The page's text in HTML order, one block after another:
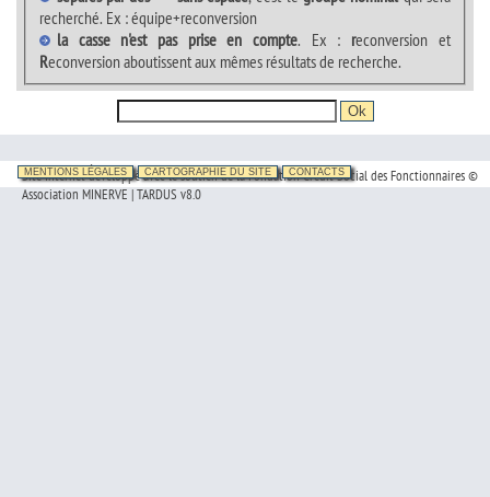
recherché. Ex : équipe+reconversion
la casse n'est pas prise en compte. Ex : reconversion et
Reconversion aboutissent aux mêmes résultats de recherche.
MENTIONS LÉGALES CARTOGRAPHIE DU SITE CONTACTS
Site Internet développé avec le soutien de la Fondation Crédit Social des Fonctionnaires ©
Association MINERVE | TARDUS v8.0